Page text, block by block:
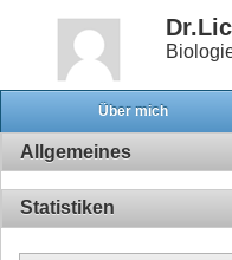
Über mich
Allgemeines
Statistiken